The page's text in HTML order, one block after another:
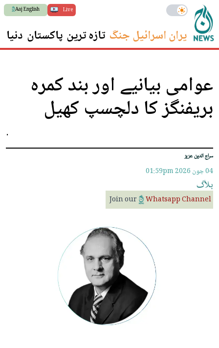
Live
Aaj English
ایران اسرائیل جنگ تازہ ترین پاکستان دنیا
عوامی بیانیے اور بند کمرہ
بریفنگز کا دلچسپ کھیل
.
سراج الدین عزیز
04 جون 2026 01:59pm
بلاگ
Join our Whatsapp Channel